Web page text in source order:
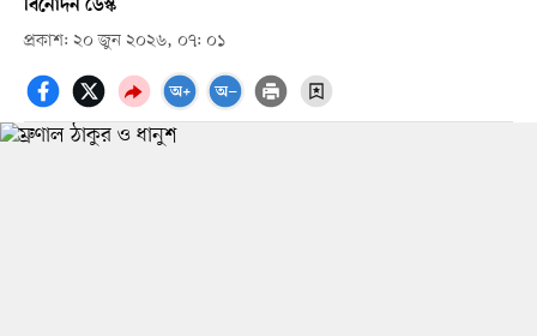
বিনোদন ডেস্ক
প্রকাশ: ২০ জুন ২০২৬, ০৭: ০১